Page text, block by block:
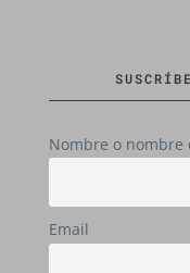
Nombre o nombre
Email